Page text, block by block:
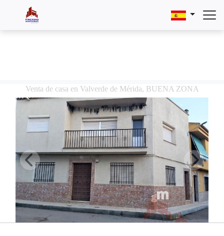
Venta de casa en Valverde de Mérida, BUENA ZONA